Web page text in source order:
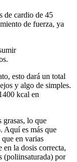
de cardio de 45
de fuerza, ya
esto dará un total
y algo de simples.
kcal en
grasas, lo que
Aquí es más que
en varias
en la dosis correcta,
(poliinsaturada) por